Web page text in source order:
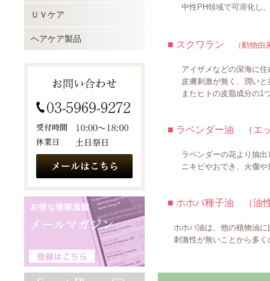
中性PH領域で可溶化し、
■ スクワラン （動物由
アイザメなどの深海に住む
皮膚刺激が無く、潤いと柔
またヒトの皮脂成分の1つ
■ ラベンダー油 （エ
ラベンダーの花より抽出し
ニキビやおでき、火傷や日
■ ホホバ種子油 （油
ホホバ油は、他の植物油に
刺激性が無いことから多く
ＵＶケア
ヘアケア製品